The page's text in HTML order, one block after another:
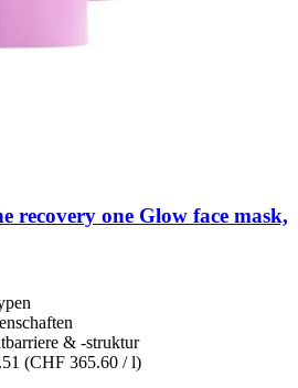
recovery one Glow face mask,
& -struktur
(CHF 365.60 / l)